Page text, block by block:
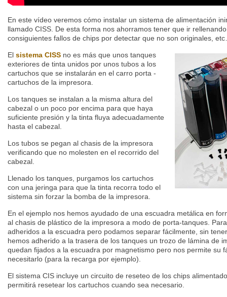
En este vídeo veremos cómo instalar un sistema de alimentación
llamado CISS. De esta forma nos ahorramos tener que ir
consiguientes fallos de chips por detectar que no son originales,
El sistema CISS no es más que unos tanques
exteriores de tinta unidos por unos tubos a los
cartuchos que se instalarán en el carro porta -
cartuchos de la impresora.
Los tanques se instalan a la misma altura del
cabezal o un poco por encima para que haya
suficiente presión y la tinta fluya adecuadamente
hasta el cabezal.
Los tubos se pegan al chasis de la impresora
verificando que no molesten en el recorrido del
cabezal.
Llenado los tanques, purgamos los cartuchos
con una jeringa para que la tinta recorra todo el
sistema sin forzar la bomba de la impresora.
En el ejemplo nos hemos ayudado de una escuadra metálica en
al chasis de plástico de la impresora a modo de porta-tanques.
adheridos a la escuadra pero podamos separar fácilmente, sin
hemos adherido a la trasera de los tanques un trozo de lámina de
quedan fijados a la escuadra por magnetismo pero nos permite su
necesitarlo (para la recarga por ejemplo).
El sistema CIS incluye un circuito de reseteo de los chips
permitirá resetear los cartuchos cuando sea necesario.